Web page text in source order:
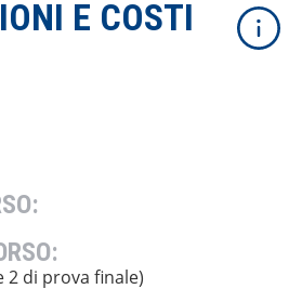
E COSTI
2 di prova finale)